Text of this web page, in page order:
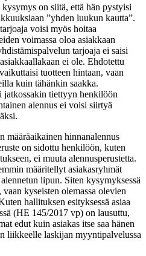
on siitä, että hän pystyisi
”yhden luukun kautta”.
voisi myös hoitaa
voimassa oloa asiakkaan
tarjoaja ei saisi
ei ole. Ehdotettu
tuotteen hintaan, vaan
kuin tähänkin saakka.
jatkossakin tiettyyn henkilöön
alennus ei voisi siirtyä
määräaikainen hinnanalennus
on sidottu henkilöön, kuten
ei muuta alennusperustetta.
määritellyt asiakasryhmät
lipun. Siten kysymyksessä
kyseisten olemassa olevien
hallituksen esityksessä asiaa
(HE 145/2017 vp) on lausuttu,
edut kuin asiakas itse saa hänen
liikkeelle laskijan myyntipalvelussa